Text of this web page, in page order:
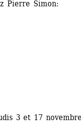
Pierre Simon:
3 et 17